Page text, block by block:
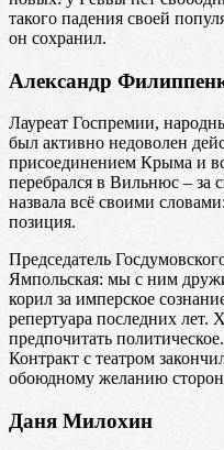
такого падения своей
он сохранил.
Александр
Лауреат Госпремии,
был активно недоволен
присоединением Крыма и
перебрался в Вильнюс – за
назвала всё своими
позиция.
Председатель
Ямпольская: мы с ним
корил за имперское
репертуара последних лет.
предпочитать
Контракт с театром
обоюдному желанию
Даня Милохин